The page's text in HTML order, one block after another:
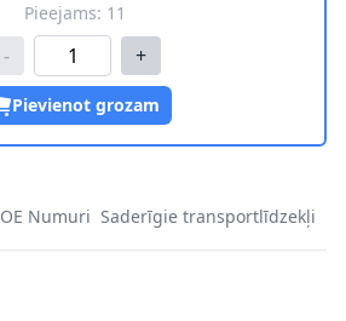
Pieejams: 11
- +
Pievienot grozam
OE Numuri Saderīgie transportlīdzekļi